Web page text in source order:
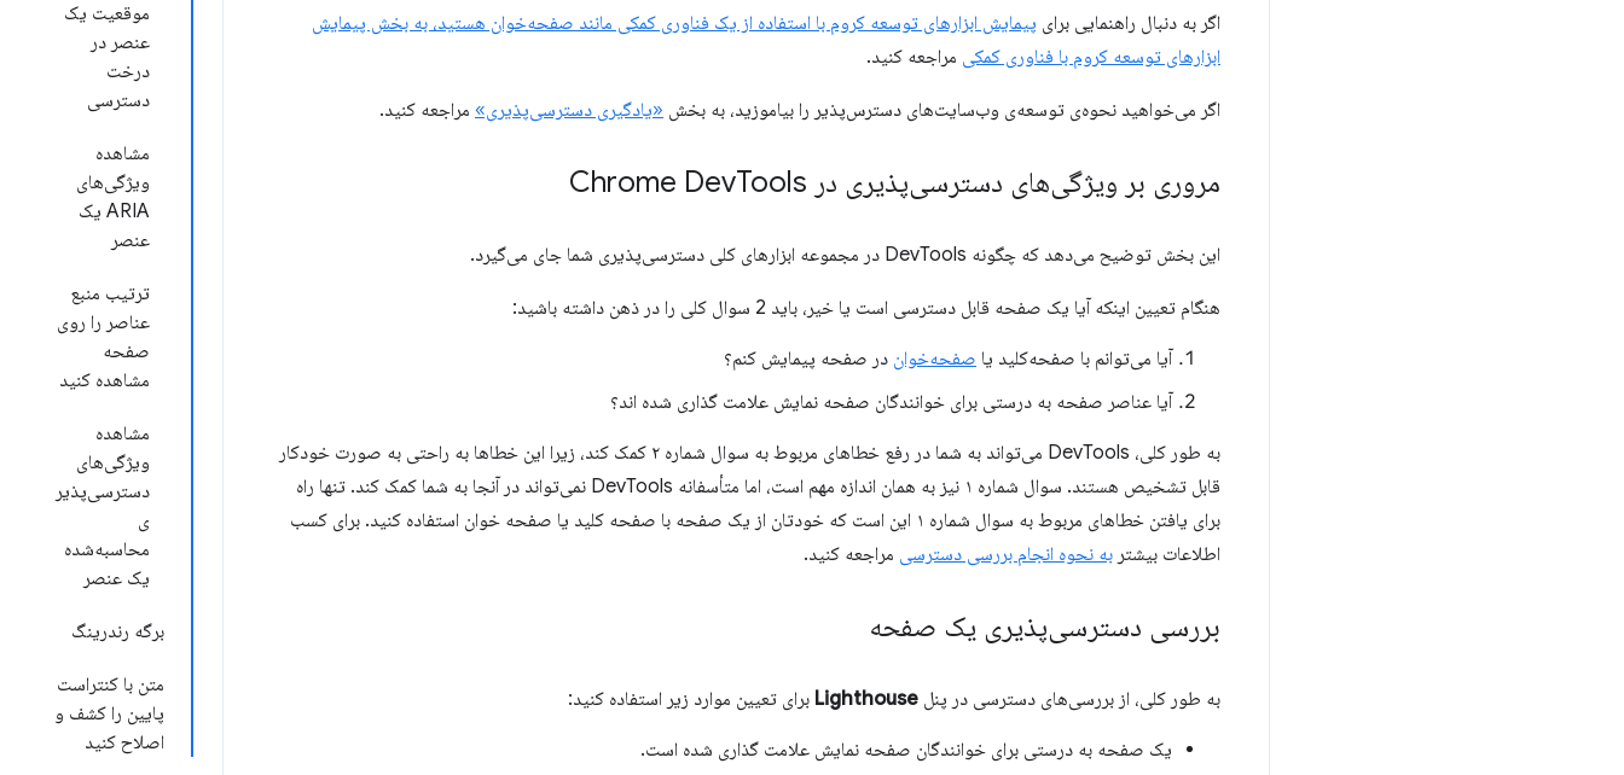
موقعیت یک
عنصر در
درخت
دسترسی
مشاهده
ویژگی‌های
ARIA یک
عنصر
ترتیب منبع
عناصر را روی
صفحه
مشاهده کنید
مشاهده
ویژگی‌های
دسترسی‌پذیر
ی
محاسبه‌شده
یک عنصر
برگه رندرینگ
متن با کنتراست
پایین را کشف و
اصلاح کنید
اگر به دنبال راهنمایی برای پیمایش ابزارهای توسعه کروم با استفاده از یک فناوری کمکی مانند صفحه‌خوان هستید، به بخش پیمایش
ابزارهای توسعه کروم با فناوری کمکی مراجعه کنید.
اگر می‌خواهید نحوه‌ی توسعه‌ی وب‌سایت‌های دسترس‌پذیر را بیاموزید، به بخش «یادگیری دسترسی‌پذیری» مراجعه کنید.
مروری بر ویژگی‌های دسترسی‌پذیری در Chrome Dev Tools
این بخش توضیح می‌دهد که چگونه DevTools در مجموعه ابزارهای کلی دسترسی‌پذیری شما جای می‌گیرد.
هنگام تعیین اینکه آیا یک صفحه قابل دسترسی است یا خیر، باید 2 سوال کلی را در ذهن داشته باشید:
آیا می‌توانم با صفحه‌کلید یا صفحه‌خوان در صفحه پیمایش کنم؟
آیا عناصر صفحه به درستی برای خوانندگان صفحه نمایش علامت گذاری شده اند؟
به طور کلی، DevTools می‌تواند به شما در رفع خطاهای مربوط به سوال شماره ۲ کمک کند، زیرا این خطاها به راحتی به صورت خودکار
قابل تشخیص هستند. سوال شماره ۱ نیز به همان اندازه مهم است، اما متأسفانه DevTools نمی‌تواند در آنجا به شما کمک کند. تنها راه
برای یافتن خطاهای مربوط به سوال شماره ۱ این است که خودتان از یک صفحه با صفحه کلید یا صفحه خوان استفاده کنید. برای کسب
اطلاعات بیشتر به نحوه انجام بررسی دسترسی مراجعه کنید.
بررسی دسترسی‌پذیری یک صفحه
به طور کلی، از بررسی‌های دسترسی در پنل Lighthouse برای تعیین موارد زیر استفاده کنید:
یک صفحه به درستی برای خوانندگان صفحه نمایش علامت گذاری شده است.